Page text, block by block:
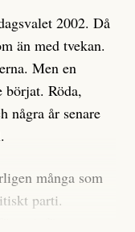
Det som läsaren
politiska åsikter
innehåll på sina
inte förstår sig
finns
saker som
på personen,
att hänga ut
2002. Då
än med tvekan.
Men en
Röda,
några år senare
många som
parti.